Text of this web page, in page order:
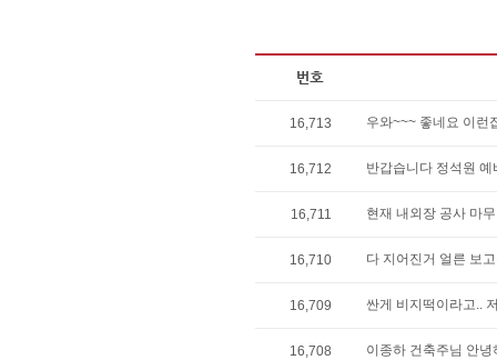
16,713 우와~~~ 좋네요 이런
16,712 반갑습니다 정석원
16,711 현재 내외장 공사 마
16,710 다 지어진거 얼른 보
16,709 싼게 비지떡이라고..
16,708 이종하 건축주님 안